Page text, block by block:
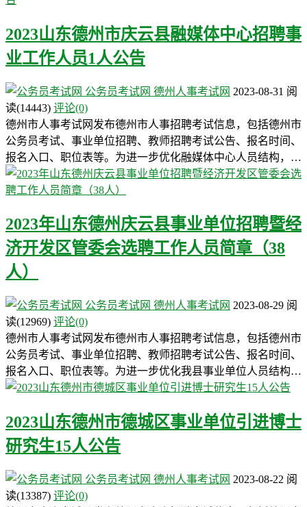
2023山东德州市庆云县融媒体中心招聘事
业工作人员1人公告
公务员考试网 德州人事考试网 2023-08-31 阅
读(14443) 评论(0)
德州市人事考试网发布德州市人事招聘考试信息，包括德州市
公务员考试、事业单位招聘、教师招聘考试公告、报名时间、
报名入口、职位表等。为进一步优化融媒体中心人员结构，…
2023年山东德州庆云县事业单位招聘暨经
济开发区管委会选聘工作人员简章（38
人）
公务员考试网 德州人事考试网 2023-08-29 阅
读(12969) 评论(0)
德州市人事考试网发布德州市人事招聘考试信息，包括德州市
公务员考试、事业单位招聘、教师招聘考试公告、报名时间、
报名入口、职位表等。为进一步优化我县事业单位人员结构…
2023山东德州市德城区事业单位引进博士
研究生15人公告
公务员考试网 德州人事考试网 2023-08-22 阅
读(13387) 评论(0)